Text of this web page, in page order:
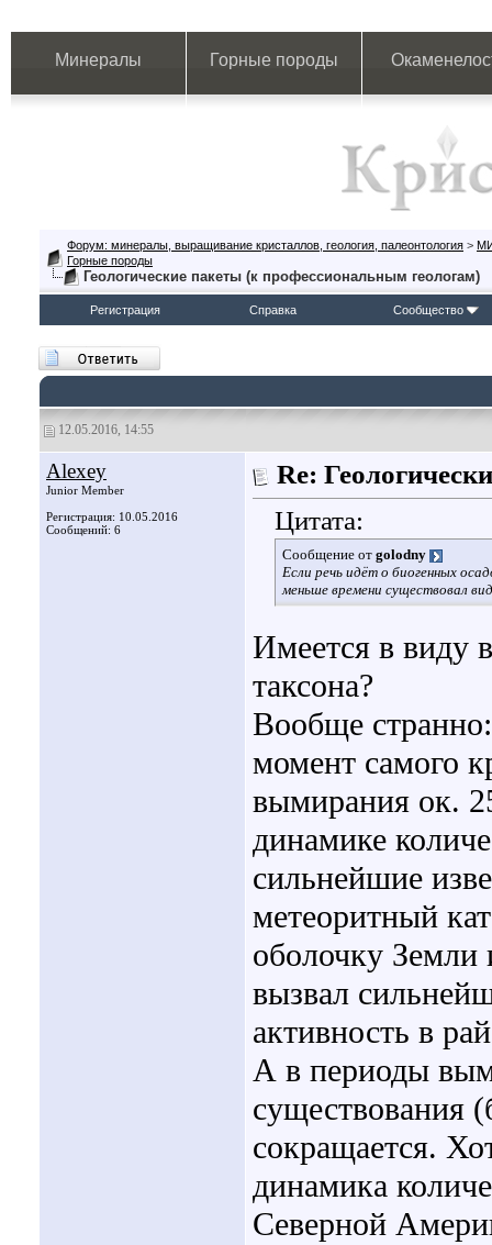
Минералы Горные породы
Форум: минералы, выращивание кристаллов, геология, палеонтология >
Горные породы
Геологические пакеты (к профессиональным геологам)
Регистрация Справка Сообщество
12.05.2016, 14:55
Alexey
Junior Member
Регистрация: 10.05.2016
Сообщений: 6
Re:
Цитата:
Сообщение от golodny
Если речь идёт о биогенных
меньше времени существовал
Имеется в виду
таксона?
Вообще
момент самого
вымирания ок.
динамике
сильнейшие
метеоритный
оболочку Земли
вызвал
активность в
А в периоды
существования
сокращается.
динамика
Северной